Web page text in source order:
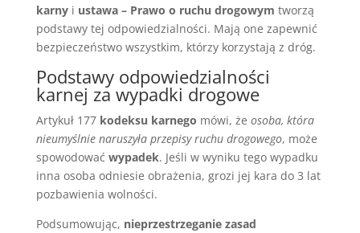
karnyi ustawa – Prawo o ruchu drogowym tworzą
podstawy tej odpowiedzialności. Mają one zapewnić
bezpieczeństwo wszystkim, którzy korzystają z dróg.
Podstawy odpowiedzialności
karnej za wypadki drogowe
Artykuł 177 kodeksu karnego mówi, że osoba, która
nieumyślnie naruszyła przepisy ruchu drogowego, może
spowodować wypadek. Jeśli w wyniku tego wypadku
inna osoba odniesie obrażenia, grozi jej kara do 3 lat
pozbawienia wolności.
Podsumowując, nieprzestrzeganie zasad